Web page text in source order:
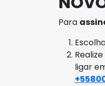
Para
ligar